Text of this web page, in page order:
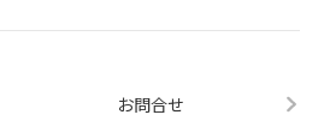
お問合せ